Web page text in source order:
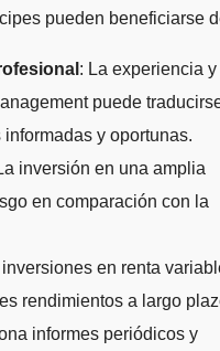
pueden beneficiarse
: La experiencia y
puede
y oportunas.
inversión en una amplia
en comparación con la
inversiones en renta
rendimientos a largo
informes periódicos y